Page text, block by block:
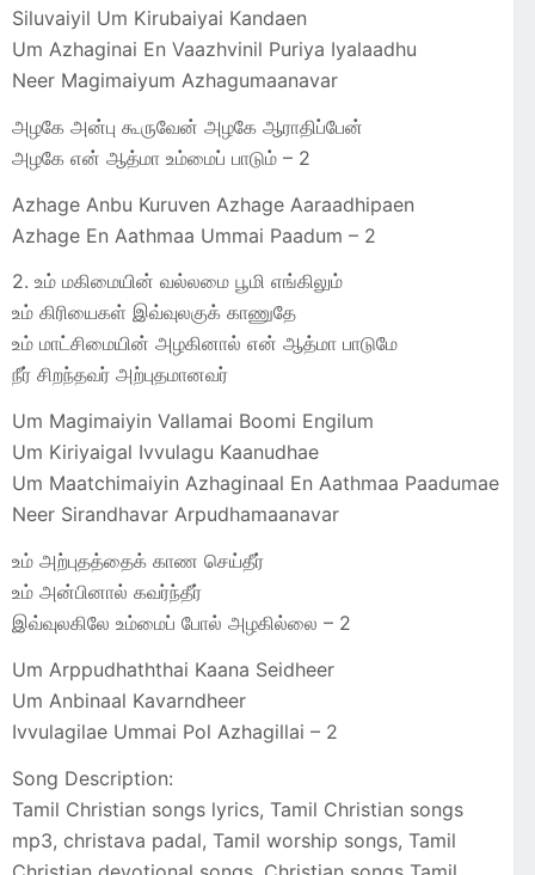
Siluvaiyil Um Kirubaiyai Kandaen
Um Azhaginai En Vaazhvinil Puriya Iyalaadhu
Neer Magimaiyum Azhagumaanavar
அழகே அன்பு கூருவேன் அழகே ஆராதிப்பேன்
அழகே என் ஆத்மா உம்மைப் பாடும் – 2
Azhage Anbu Kuruven Azhage Aaraadhipaen
Azhage En Aathmaa Ummai Paadum – 2
2. உம் மகிமையின் வல்லமை பூமி எங்கிலும்
உம் கிரியைகள் இவ்வுலகுக் காணுதே
உம் மாட்சிமையின் அழகினால் என் ஆத்மா பாடுமே
நீர் சிறந்தவர் அற்புதமானவர்
Um Magimaiyin Vallamai Boomi Engilum
Um Kiriyaigal Ivvulagu Kaanudhae
Um Maatchimaiyin Azhaginaal En Aathmaa Paadumae
Neer Sirandhavar Arpudhamaanavar
உம் அற்புதத்தைக் காண செய்தீர்
உம் அன்பினால் கவர்ந்தீர்
இவ்வுலகிலே உம்மைப் போல் அழகில்லை – 2
Um Arppudhaththai Kaana Seidheer
Um Anbinaal Kavarndheer
Ivvulagilae Ummai Pol Azhagillai – 2
Song Description:
Tamil Christian songs lyrics, Tamil Christian songs
mp3, christava padal, Tamil worship songs, Tamil